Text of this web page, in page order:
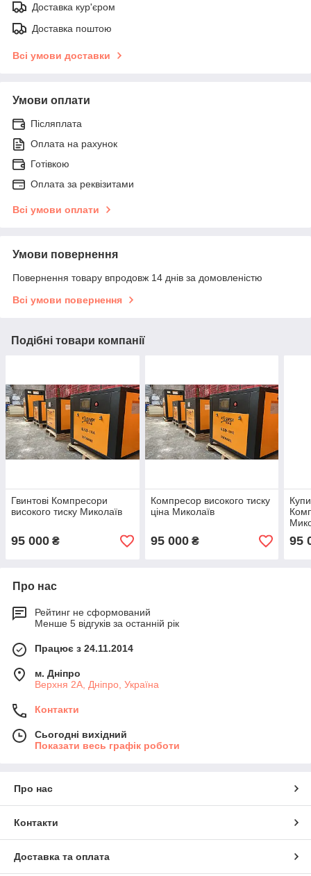
Доставка кур'єром
Доставка поштою
Всі умови доставки
Умови оплати
Післяплата
Оплата на рахунок
Готівкою
Оплата за реквізитами
Всі умови оплати
Умови повернення
Повернення товару впродовж 14 днів за домовленістю
Всі умови повернення
Подібні товари компанії
Гвинтові Компресори
високого тиску Миколаїв
95 000 ₴
Компресор високого тиску
ціна Миколаїв
95 000₴ 95
Про нас
Рейтинг не сформований
Менше 5 відгуків за останній рік
Працює з 24.11.2014
м. Дніпро
Верхня 2А, Дніпро, Україна
Контакти
Сьогодні вихідний
Показати весь графік роботи
Про нас
Контакти
Доставка та оплата